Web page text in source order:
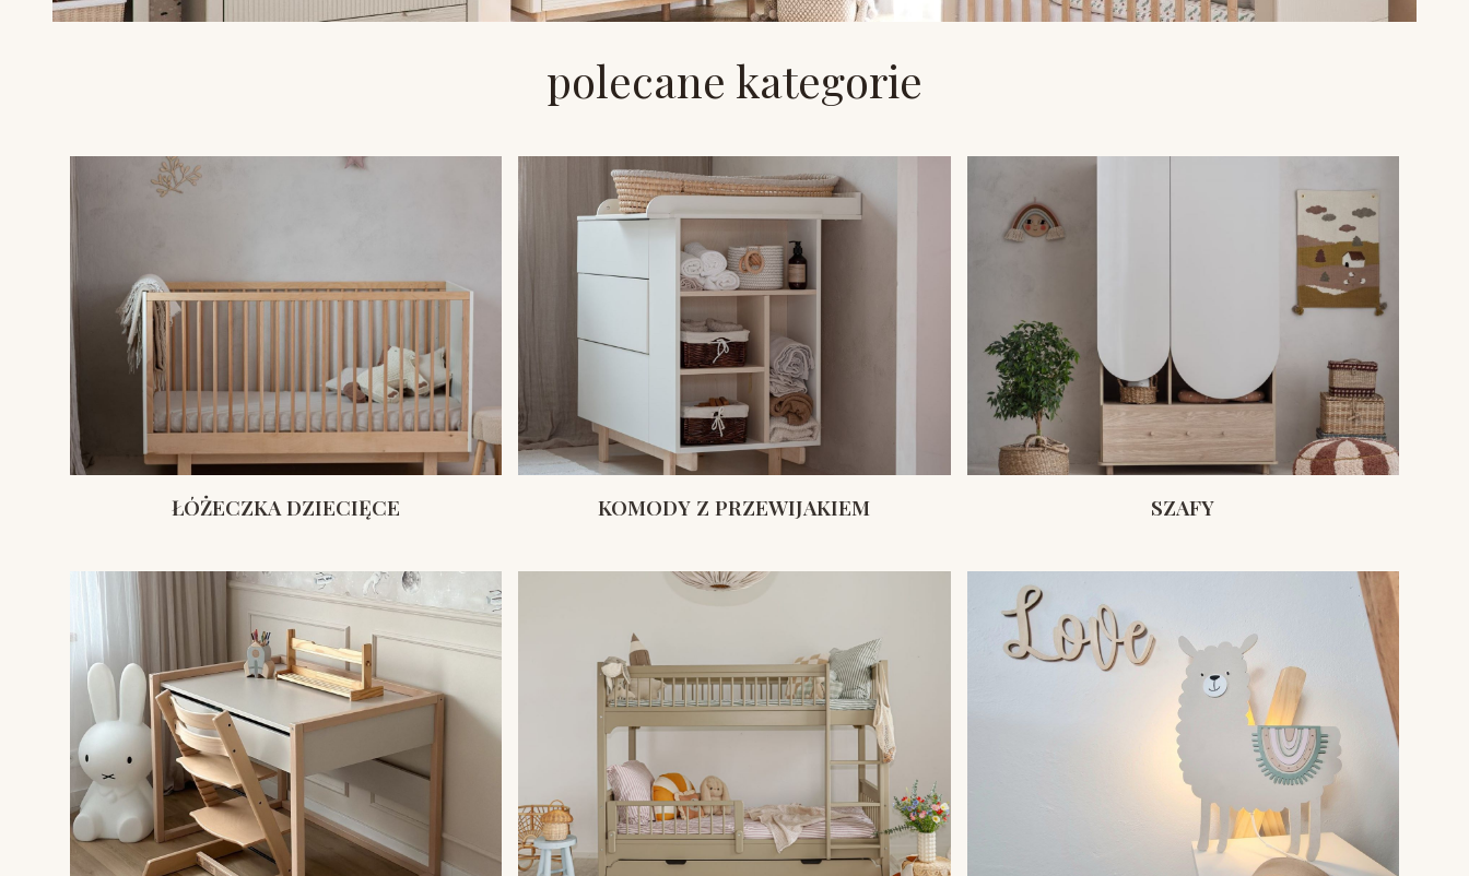
polecane kategorie
ŁÓŻECZKA DZIECIĘCE KOMODY Z PRZEWIJAKIEM SZAFY